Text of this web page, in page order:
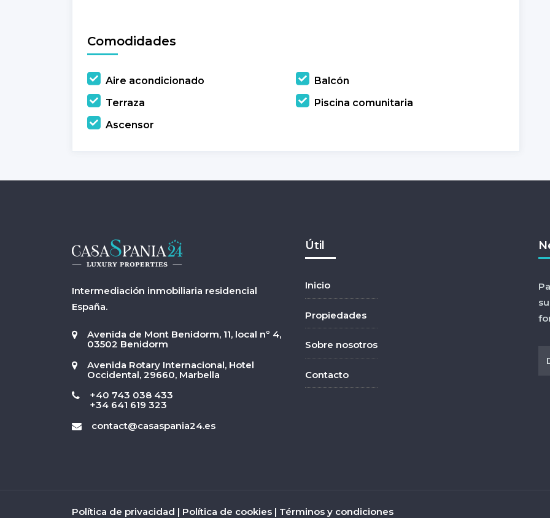
Comodidades
Aire acondicionado
Balcón
Terraza
Piscina comunitaria
Ascensor
Intermediación inmobiliaria residencial
España.
Avenida de Mont Benidorm, 11, local nº 4,
03502 Benidorm
Avenida Rotary Internacional, Hotel
Occidental, 29660, Marbella
+40 743 038 433
+34 641 619 323
contact@casaspania24.es
Útil
Inicio
Propiedades
Sobre nosotros
Contacto
Política de privacidad | Política de cookies | Términos y condiciones